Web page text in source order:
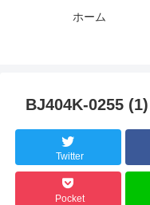
ホーム
BJ404K-0255 (1)
Twitter
Pocket